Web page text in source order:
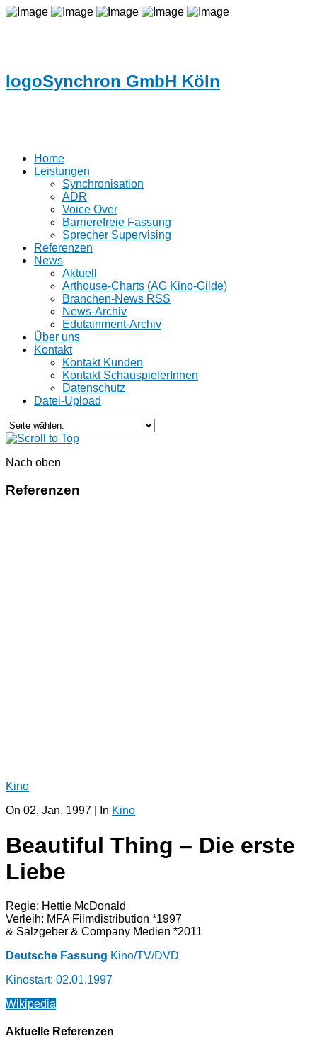
logoSynchron GmbH Köln
Home
Leistungen
Synchronisation
ADR
Voice Over
Barrierefreie Fassung
Sprecher Supervising
Referenzen
News
Aktuell
Arthouse-Charts (AG Kino-Gilde)
Branchen-News RSS
News-Archiv
Edutainment-Archiv
Über uns
Kontakt
Kontakt Kunden
Kontakt SchauspielerInnen
Datenschutz
Datei-Upload
Nach oben
Referenzen
Kino
On 02, Jan. 1997 | In Kino
Beautiful Thing – Die erste
Liebe
Regie: Hettie McDonald
Verleih: MFA Filmdistribution *1997
& Salzgeber & Company Medien *2011
Deutsche Fassung Kino/TV/DVD
Kinostart: 02.01.1997
Wikipedia
Aktuelle Referenzen